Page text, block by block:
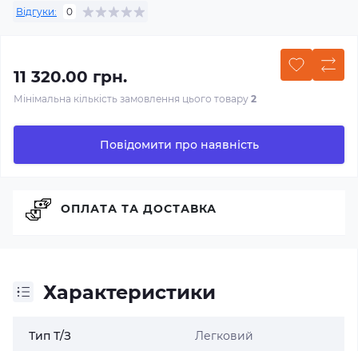
Відгуки: 0
11 320.00 грн.
Мінімальна кількість замовлення цього товару 2
Повідомити про наявність
Характеристики
Тип Т/З Легковий
ОПЛАТА ТА ДОСТАВКА